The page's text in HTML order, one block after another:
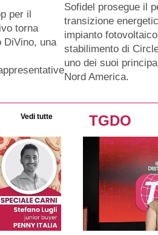
per il
torna
DiVino, una
Sofidel prosegue il
transizione
impianto
stabilimento di
uno dei suoi
Nord America.
Vedi tutte TGDO